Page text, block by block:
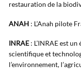
restauration de la
ANAH : L’Anah pilote
INRAE : L’INRAE est
scientifique et
l’environnement,